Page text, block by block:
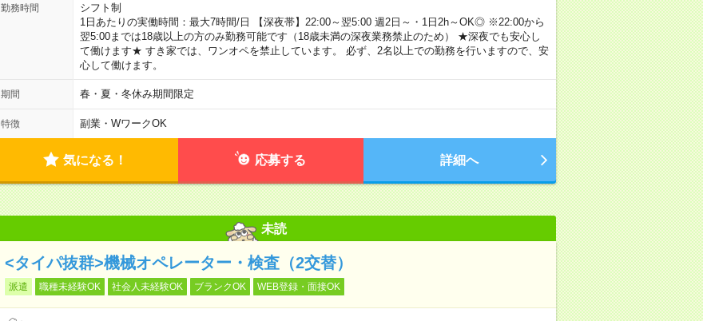
勤務時間
シフト制
1日あたりの実働時間：最大7時間/日 【深夜帯】22:00～翌5:00 週2日～・1日2h～OK◎ ※22:00から
翌5:00までは18歳以上の方のみ勤務可能です（18歳未満の深夜業務禁止のため） ★深夜でも安心し
て働けます★ すき家では、ワンオペを禁止しています。 必ず、2名以上での勤務を行いますので、安
心して働けます。
期間 春・夏・冬休み期間限定
特徴 副業・WワークOK
気になる！ 応募する 詳細へ
未読
<タイパ抜群>機械オペレーター・検査（2交替）
派遣 職種未経験OK 社会人未経験OK ブランクOK WEB登録・面接OK